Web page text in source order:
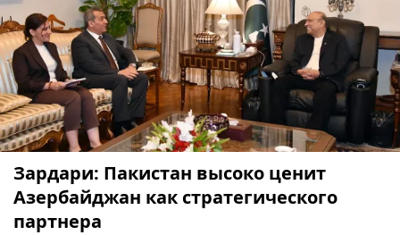
Зардари: Пакистан высоко ценит
Азербайджан как стратегического
партнера